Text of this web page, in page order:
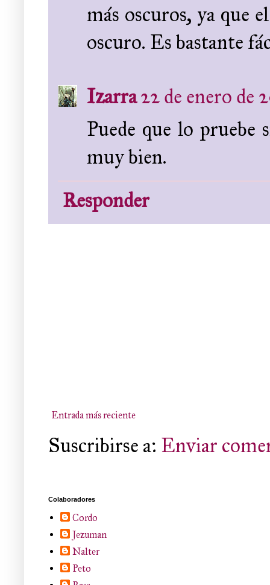
más oscuros, ya que
oscuro. Es bastante
Izarra22 de enero de
Puede que lo pruebe
muy bien.
Responder
Entrada más reciente
Suscribirse a: Enviar
Colaboradores
Cordo
Jezuman
Nalter
Peto